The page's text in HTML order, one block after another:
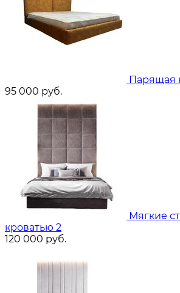
Парящая
95 000 руб.
Мягкие
кроватью 2
120 000 руб.